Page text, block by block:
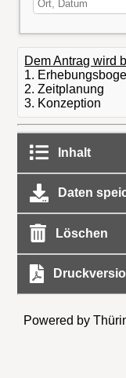
Dem Antrag wird
1.
2. Zeitplanung
3. Konzeption
Inhalt
Daten
Löschen
Powered by